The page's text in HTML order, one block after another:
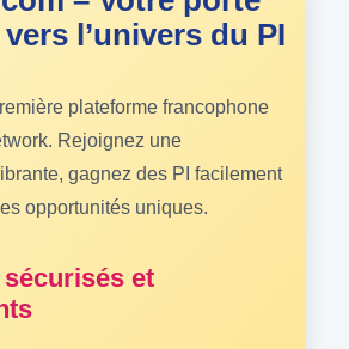
vers l’univers du PI
plateforme francophone
Rejoignez une
gagnez des PI facilement
opportunités uniques.
et